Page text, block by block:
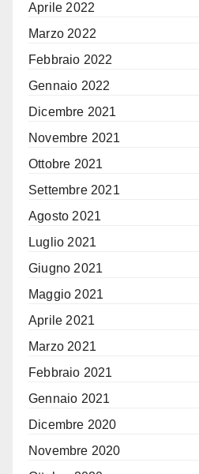
Aprile 2022
Marzo 2022
Febbraio 2022
Gennaio 2022
Dicembre 2021
Novembre 2021
Ottobre 2021
Settembre 2021
Agosto 2021
Luglio 2021
Giugno 2021
Maggio 2021
Aprile 2021
Marzo 2021
Febbraio 2021
Gennaio 2021
Dicembre 2020
Novembre 2020